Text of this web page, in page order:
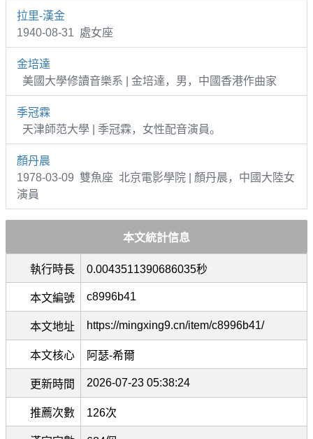
拉里-漢金
1940-08-31 處女座
金培達
美國大學修讀音樂系 | 金培達，男，中國香港作曲家
季冠霖
天津師范大學 | 季冠霖，女性配音演員。
顏丹晨
1978-03-09 雙魚座 北京電影學院 | 顏丹晨，中國大陸女
演員
本文統計信息
執行時長 0.0043511390686035秒
本文編號 c8996b41
本文地址 https://mingxing9.cn/item/c8996b41/
本文核心 阿瑟-希爾
更新時間 2026-07-23 05:38:24
推薦次數 126次